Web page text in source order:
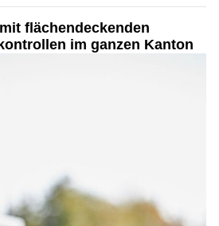
flächendeckenden
im ganzen Kanton